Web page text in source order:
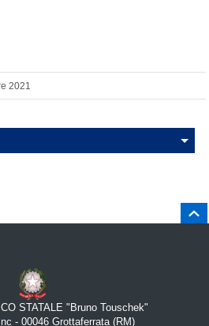
2021
STATALE "Bruno Touschek"
- 00046 Grottaferrata (RM)